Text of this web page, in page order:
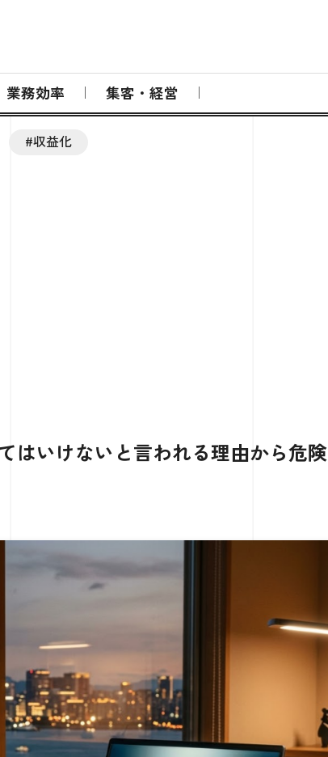
業務効率 集客・経営
#収益化
はいけないと言われる理由から危険